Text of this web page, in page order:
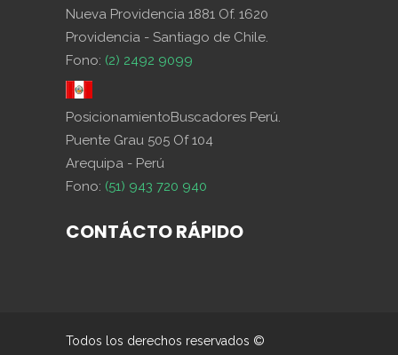
Nueva Providencia 1881 Of. 1620
Providencia - Santiago de Chile.
Fono: (2) 2492 9099
PosicionamientoBuscadores Perú.
Puente Grau 505 Of 104
Arequipa - Perú
Fono: (51) 943 720 940
CONTÁCTO RÁPIDO
Todos los derechos reservados ©